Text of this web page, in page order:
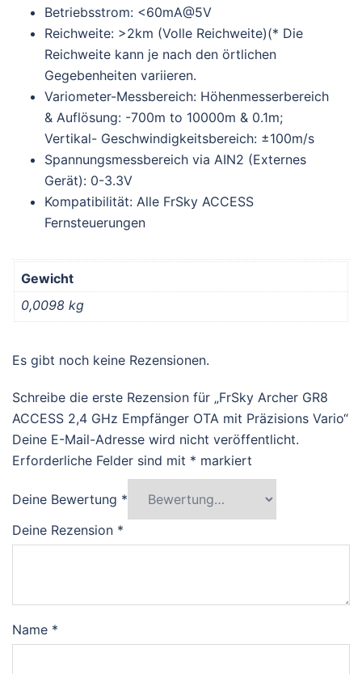
Betriebsstrom: <60mA@5V
Reichweite: >2km (Volle Reichweite)(* Die
Reichweite kann je nach den örtlichen
Gegebenheiten variieren.
Variometer-Messbereich: Höhenmesserbereich
& Auflösung: -700m to 10000m & 0.1m;
Vertikal- Geschwindigkeitsbereich: ±100m/s
Spannungsmessbereich via AIN2 (Externes
Gerät): 0-3.3V
Kompatibilität: Alle FrSky ACCESS
Fernsteuerungen
Gewicht
0,0098 kg
Es gibt noch keine Rezensionen.
Schreibe die erste Rezension für „FrSky Archer GR8
ACCESS 2,4 GHz Empfänger OTA mit Präzisions Vario“
Deine E-Mail-Adresse wird nicht veröffentlicht.
Erforderliche Felder sind mit * markiert
Deine Bewertung *
Deine Rezension *
Name *